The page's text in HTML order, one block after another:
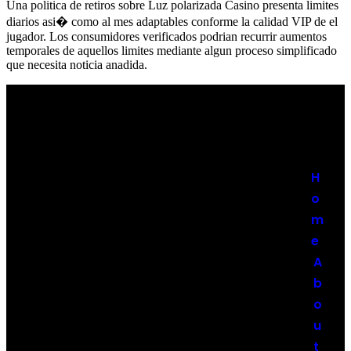
Una politica de retiros sobre Luz polarizada Casino presenta limites
diarios asi� como al mes adaptables conforme la calidad VIP de el
jugador. Los consumidores verificados podrian recurrir aumentos
temporales de aquellos limites mediante algun proceso simplificado
que necesita noticia anadida.
H
o
m
e
A
b
o
u
t